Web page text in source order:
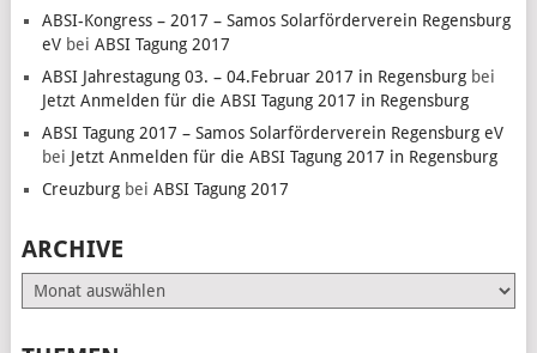
ABSI-Kongress – 2017 – Samos Solarförderverein Regensburg
eVbei ABSI Tagung 2017
ABSI Jahrestagung 03. – 04.Februar 2017 in Regensburgbei
Jetzt Anmelden für die ABSI Tagung 2017 in Regensburg
ABSI Tagung 2017 – Samos Solarförderverein Regensburg eV
bei Jetzt Anmelden für die ABSI Tagung 2017 in Regensburg
Creuzburgbei ABSI Tagung 2017
ARCHIVE
Archive